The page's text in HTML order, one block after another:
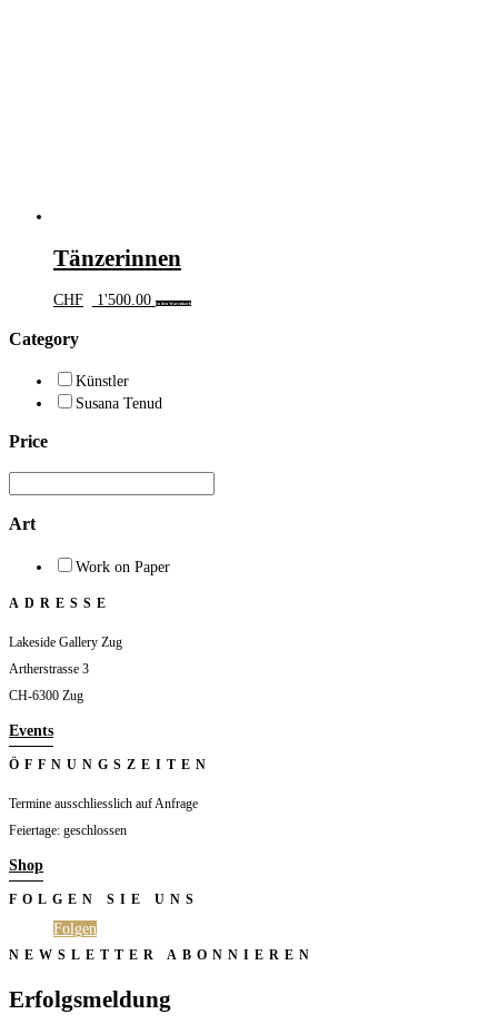
Tänzerinnen
CHF 1'500.00 In den Warenkorb
Category
Künstler
Susana Tenud
Price
Art
Work on Paper
ADRESSE
Lakeside Gallery Zug
Artherstrasse 3
CH-6300 Zug
Events
ÖFFNUNGSZEITEN
Termine ausschliesslich auf Anfrage
Feiertage: geschlossen
Shop
FOLGEN SIE UNS
Folgen
NEWSLETTER ABONNIEREN
Erfolgsmeldung